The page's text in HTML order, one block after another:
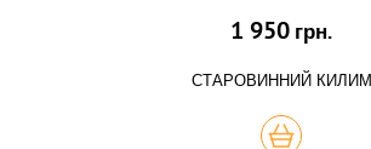
1 950 грн.
СТАРОВИННИЙ КИЛИМ
КУПИТЬ